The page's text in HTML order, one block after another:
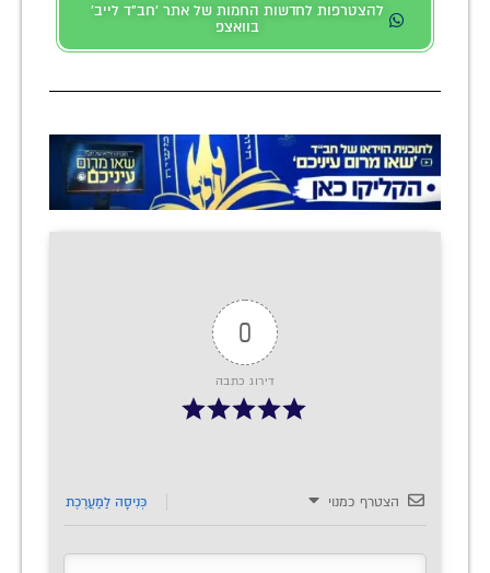
להצטרפות לחדשות החמות של אתר 'חב"ד לייב'
בוואצפ
0
דירוג כתבה
הצטרף כמנוי כְּנִיסָה לַמַעֲרֶכֶת